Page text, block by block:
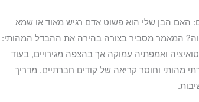
p
y
L
a
r
e
האם הבן שלי הוא פשוט אדם רגיש מאוד או שמא
המאמר מסביר בצורה בהירה את ההבדל המהותי:
ואמפתיה עמוקה אך בהצפה מגירויים, בעוד
מהותי וחוסר קריאה של קודים חברתיים. מדריך